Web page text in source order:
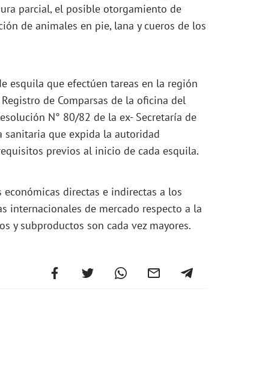
parcial, el posible otorgamiento de
de animales en pie, lana y cueros de los
esquila que efectúen tareas en la región
de Comparsas de la oficina del
N° 80/82 de la ex- Secretaría de
sanitaria que expida la autoridad
previos al inicio de cada esquila.
directas e indirectas a los
internacionales de mercado respecto a la
y subproductos son cada vez mayores.